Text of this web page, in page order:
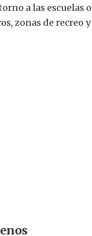
a las escuelas o
zonas de recreo y